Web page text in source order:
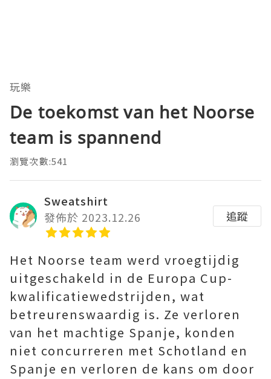
玩樂
De toekomst van het Noorse
team is spannend
瀏覽次數:541
Sweatshirt
發佈於 2023.12.26
追蹤
Het Noorse team werd vroegtijdig
uitgeschakeld in de Europa Cup-
kwalificatiewedstrijden, wat
betreurenswaardig is. Ze verloren
van het machtige Spanje, konden
niet concurreren met Schotland en
Spanje en verloren de kans om door